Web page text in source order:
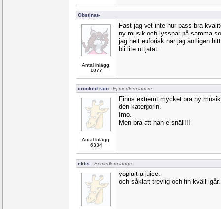
Obstinat-
Antal inlägg:
1877
Fast jag vet inte hur pass bra
ny musik och lyssnar på samma
jag helt euforisk när jag äntligen
bli lite uttjatat.
crooked rain - Ej medlem längre
Antal inlägg:
6334
Finns extremt mycket bra ny
den katergorin.
Imo.
Men bra att han e snäll!!!
ektis - Ej medlem längre
yoplait å juice.
och såklart trevlig och fin kväll igår.